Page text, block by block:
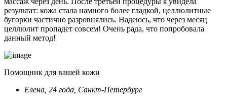
результат: кожа стала намного более гладкой, целлюлитные
бугорки частично разровнялись. Надеюсь, что через месяц
целлюлит пропадет совсем! Очень рада, что попробовала
данный метод!
Помощник для вашей кожи
Елена, 24 года, Санкт-Петербург